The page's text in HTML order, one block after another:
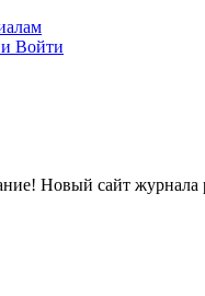
Войти
Новый сайт журнала